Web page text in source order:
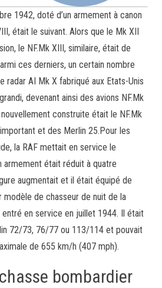
1942, doté d’un armement à canon
était le suivant. Alors que le Mk XII
le NF.Mk XIII, similaire, était de
ces derniers, un certain nombre
radar AI Mk X fabriqué aux Etats-Unis
devenant ainsi des avions NF.Mk
construite était le NF.Mk
et des Merlin 25.Pour les
la RAF mettait en service le
armement était réduit à quatre
augmentait et il était équipé de
de chasseur de nuit de la
entré en service en juillet 1944. Il était
72/73, 76/77 ou 113/114 et pouvait
de 655 km/h (407 mph).
bombardier